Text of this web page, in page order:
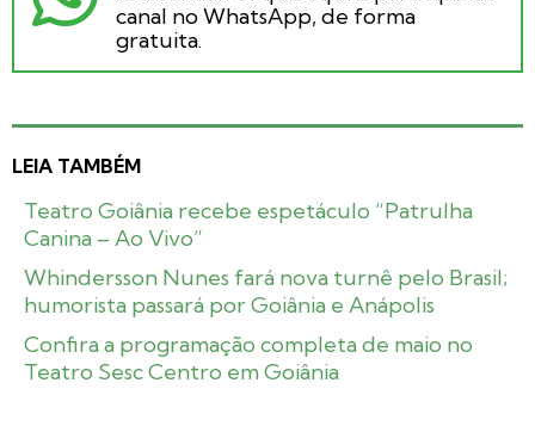
canal no WhatsApp, de forma
gratuita.
LEIA TAMBÉM
Teatro Goiânia recebe espetáculo “Patrulha
Canina – Ao Vivo”
Whindersson Nunes fará nova turnê pelo Brasil;
humorista passará por Goiânia e Anápolis
Confira a programação completa de maio no
Teatro Sesc Centro em Goiânia